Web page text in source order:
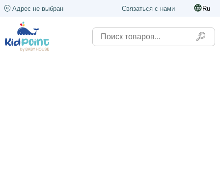
Адрес не выбран Связаться с нами Ru